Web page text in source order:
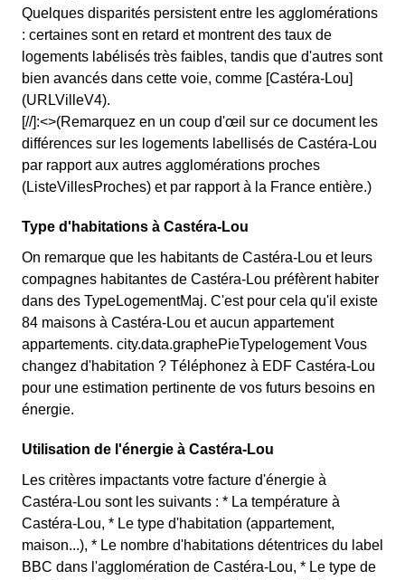
Quelques disparités persistent entre les agglomérations
: certaines sont en retard et montrent des taux de
logements labélisés très faibles, tandis que d'autres sont
bien avancés dans cette voie, comme [Castéra-Lou]
(URLVilleV4).
[//]:<>(Remarquez en un coup d'œil sur ce document les
différences sur les logements labellisés de Castéra-Lou
par rapport aux autres agglomérations proches
(ListeVillesProches) et par rapport à la France entière.)
Type d'habitations à Castéra-Lou
On remarque que les habitants de Castéra-Lou et leurs
compagnes habitantes de Castéra-Lou préfèrent habiter
dans des TypeLogementMaj. C'est pour cela qu'il existe
84 maisons à Castéra-Lou et aucun appartement
appartements. city.data.graphePieTypelogement Vous
changez d'habitation ? Téléphonez à EDF Castéra-Lou
pour une estimation pertinente de vos futurs besoins en
énergie.
Utilisation de l'énergie à Castéra-Lou
Les critères impactants votre facture d'énergie à
Castéra-Lou sont les suivants : * La température à
Castéra-Lou, * Le type d'habitation (appartement,
maison...), * Le nombre d'habitations détentrices du label
BBC dans l'agglomération de Castéra-Lou, * Le type de